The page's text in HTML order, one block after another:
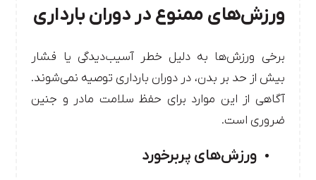
ورزش‌های ممنوع در دوران بارداری
برخی ورزش‌ها به دلیل خطر آسیب‌دیدگی یا فشار
بیش از حد بر بدن، در دوران بارداری توصیه نمی‌شوند.
آگاهی از این موارد برای حفظ سلامت مادر و جنین
ضروری است.
ورزش‌های پربرخورد